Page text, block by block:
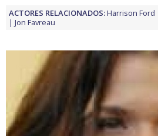
ACTORES RELACIONADOS:Harrison Ford
Jon Favreau